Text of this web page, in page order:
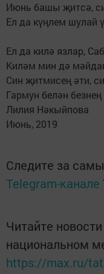
Июнь башы җитсә,
Ел да күңлем шулай
Ел да килә язлар,
Киләм мин дә
Син җитмисең әти,
Гармун белән безнең
Лилия Нәкыйпова
Июнь, 2019
Следите за
Telegram-канале
Читайте
национальном
https://max.ru/